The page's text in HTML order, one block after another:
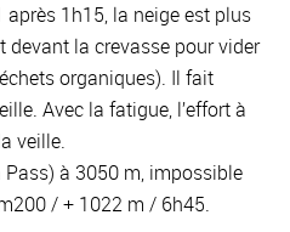
1h15, la neige est plus
devant la crevasse pour vider
organiques). Il fait
Avec la fatigue, l’effort à
veille.
à 3050 m, impossible
/ + 1022 m / 6h45.